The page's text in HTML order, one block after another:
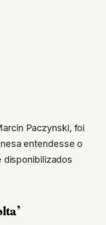
Paczynski, foi
entendesse o